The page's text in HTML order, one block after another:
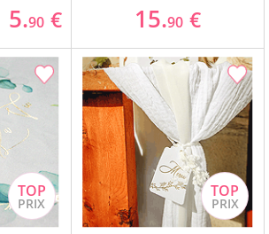
5.90 € 15.90 €